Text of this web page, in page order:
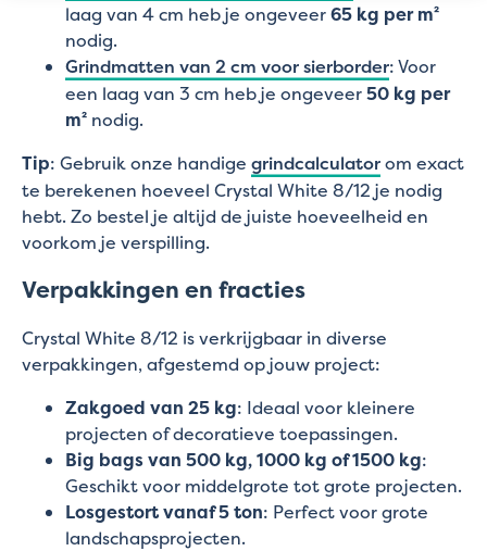
laag van 4 cm heb je ongeveer65 kg per m²
nodig.
Grindmatten van 2 cm voor sierborder: Voor
een laag van 3 cm heb je ongeveer50 kg per
m² nodig.
Tip: Gebruik onze handige grindcalculatorom exact
te berekenen hoeveel Crystal White 8/12 je nodig
hebt. Zo bestel je altijd de juiste hoeveelheid en
voorkom je verspilling.
Verpakkingen en fracties
Crystal White 8/12 is verkrijgbaar in diverse
verpakkingen, afgestemd op jouw project:
Zakgoed van 25 kg: Ideaal voor kleinere
projecten of decoratieve toepassingen.
Big bags van 500 kg, 1000 kg of 1500 kg:
Geschikt voor middelgrote tot grote projecten.
Losgestort vanaf 5 ton: Perfect voor grote
landschapsprojecten.